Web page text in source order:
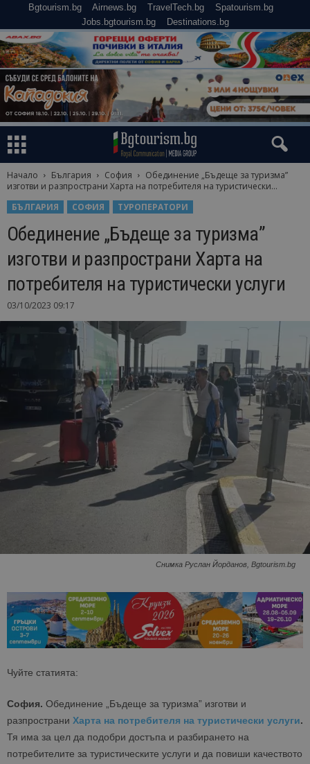
Bgtourism.bg Airnews.bg TravelTech.bg
Spatourism.bg
Jobs.bgtourism.bg
Destinations.bg
Начало България София
Обединение „Бъдеще за туризма”
изготви и разпространи Харта на потребителя на туристически...
БЪЛГАРИЯ
СОФИЯ ТУРОПЕРАТОРИ
Обединение „Бъдеще за туризма”
изготви и разпространи Харта на
потребителя на туристически услуги
03/10/2023 09:17
Снимка Руслан Йорданов, Bgtourism.bg
Чуйте статията:
София. Обединение „Бъдеще за туризма” изготви и
разпространи Харта на потребителя на туристически услуги.
Тя има за цел да подобри достъпа и разбирането на
потребителите за туристическите услуги и да повиши качеството